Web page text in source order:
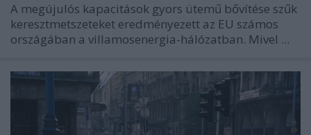
A megújulós kapacitások gyors ütemű bővítése szűk
keresztmetszeteket eredményezett az EU számos
országában a villamosenergia-hálózatban. Mivel ...